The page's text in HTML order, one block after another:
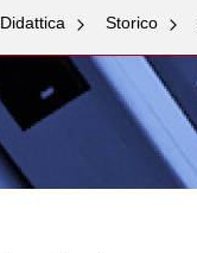
Didattica Storico